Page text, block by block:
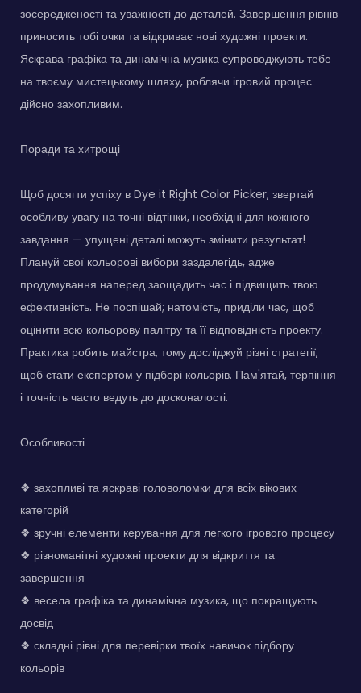
зосередженості та уважності до деталей. Завершення рівнів
приносить тобі очки та відкриває нові художні проекти.
Яскрава графіка та динамічна музика супроводжують тебе
на твоєму мистецькому шляху, роблячи ігровий процес
дійсно захопливим.
Поради та хитрощі
Щоб досягти успіху в Dye it Right Color Picker, звертай
особливу увагу на точні відтінки, необхідні для кожного
завдання — упущені деталі можуть змінити результат!
Плануй свої кольорові вибори заздалегідь, адже
продумування наперед заощадить час і підвищить твою
ефективність. Не поспішай; натомість, приділи час, щоб
оцінити всю кольорову палітру та її відповідність проекту.
Практика робить майстра, тому досліджуй різні стратегії,
щоб стати експертом у підборі кольорів. Пам'ятай, терпіння
і точність часто ведуть до досконалості.
Особливості
❖ захопливі та яскраві головоломки для всіх вікових
категорій
❖ зручні елементи керування для легкого ігрового процесу
❖ різноманітні художні проекти для відкриття та
завершення
❖ весела графіка та динамічна музика, що покращують
досвід
❖ складні рівні для перевірки твоїх навичок підбору
кольорів